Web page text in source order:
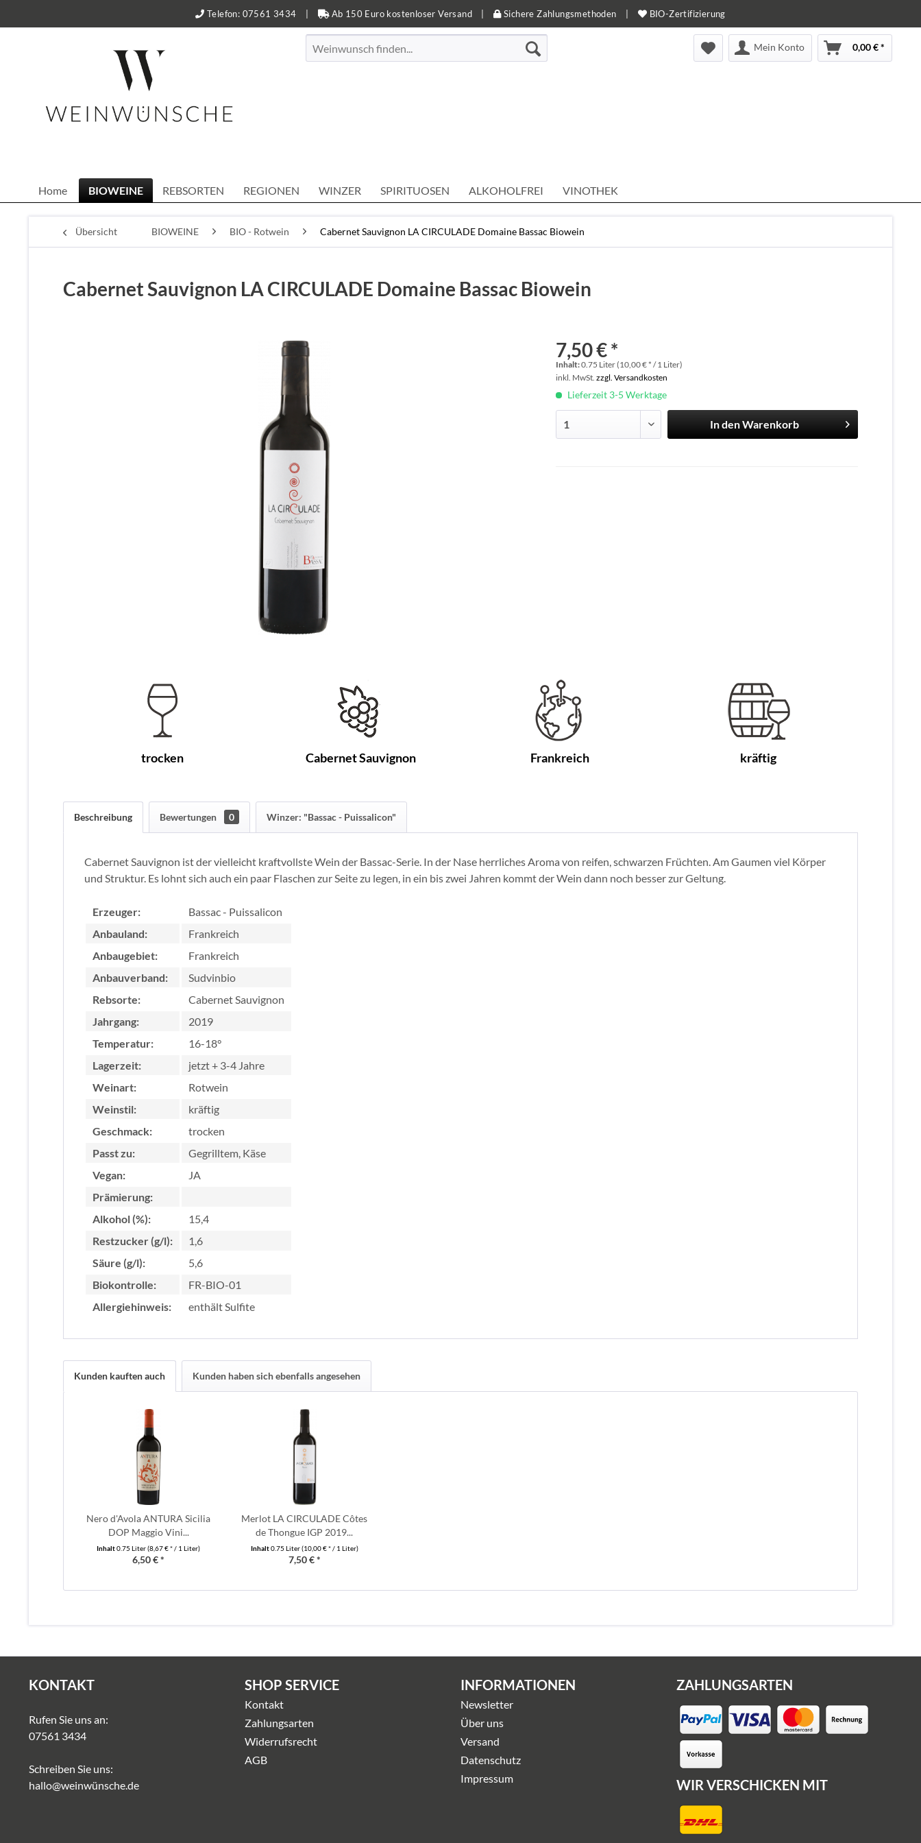
Telefon: 07561 3434 Ab 150 Euro kostenloser Versand Sichere Zahlungsmethoden BIO-Zertifizierung
Mein Konto 0,00 € *
Home BIOWEINE REBSORTEN REGIONEN WINZER SPIRITUOSEN ALKOHOLFREI VINOTHEK
Übersicht BIOWEINE BIO - Rotwein Cabernet Sauvignon LA CIRCULADE Domaine Bassac Biowein
Cabernet Sauvignon LA CIRCULADE Domaine Bassac Biowein
7,50 € *
Inhalt:0.75 Liter (10,00 € * / 1 Liter)
inkl. MwSt.zzgl. Versandkosten
Lieferzeit 3-5 Werktage
In denWarenkorb
trocken Cabernet Sauvignon Frankreich kräftig
Beschreibung Bewertungen 0 Winzer: "Bassac - Puissalicon"
Cabernet Sauvignon ist der vielleicht kraftvollste Wein der Bassac-Serie. In der Nase herrliches Aroma von reifen, schwarzen Früchten. Am Gaumen viel Körper
und Struktur. Es lohnt sich auch ein paar Flaschen zur Seite zu legen, in ein bis zwei Jahren kommt der Wein dann noch besser zur Geltung.
Erzeuger:
Bassac - Puissalicon
Anbauland:
Frankreich
Anbaugebiet:
Frankreich
Anbauverband:
Sudvinbio
Rebsorte:
Cabernet Sauvignon
Jahrgang:
2019
Temperatur:
16-18°
Lagerzeit:
jetzt + 3-4 Jahre
Weinart:
Rotwein
Weinstil:
kräftig
Geschmack:
trocken
Passt zu:
Gegrilltem, Käse
Vegan:
JA
Prämierung:
Alkohol (%):
15,4
Restzucker (g/l):
1,6
Säure (g/l):
5,6
Biokontrolle:
FR-BIO-01
Allergiehinweis:
enthält Sulfite
Kunden kauften auch Kunden haben sich ebenfalls angesehen
Nero d'Avola ANTURA Sicilia
DOP Maggio Vini...
Inhalt0.75 Liter(8,67 € * / 1 Liter)
6,50 € *
Merlot LA CIRCULADE Côtes
de Thongue IGP 2019...
Inhalt0.75 Liter(10,00 € * / 1 Liter)
7,50 € *
KONTAKT
Rufen Sie uns an:
07561 3434
Schreiben Sie uns:
hallo@weinwünsche.de
SHOP SERVICE
Kontakt
Zahlungsarten
Widerrufsrecht
AGB
INFORMATIONEN
Newsletter
Über uns
Versand
Datenschutz
Impressum
ZAHLUNGSARTEN
WIR VERSCHICKEN MIT